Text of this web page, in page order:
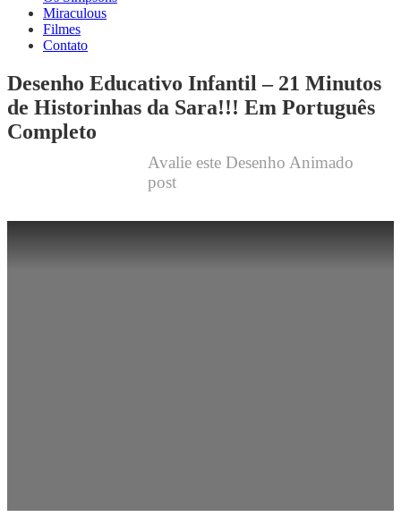
Miraculous
Filmes
Contato
Desenho Educativo Infantil – 21 Minutos
de Historinhas da Sara!!! Em Português
Completo
Avalie este Desenho Animado
post